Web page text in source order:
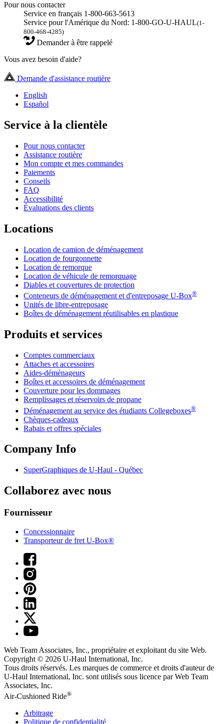
Pour nous contacter
Service en français 1-800-663-5613
Service pour l'Amérique du Nord: 1-800-GO-U-HAUL(1-
800-468-4285)
Demander à être rappelé
Vous avez besoin d'aide?
Demande d'assistance routière
English
Español
Service à la clientèle
Pour nous contacter
Assistance routière
Mon compte et mes commandes
Paiements
Conseils
FAQ
Accessibilité
Évaluations des clients
Locations
Location de camion de déménagement
Location de fourgonnette
Location de remorque
Location de véhicule de remorquage
Diables et couvertures de protection
Conteneurs de déménagement et d'entreposage U-Box®
Unités de libre-entreposage
Boîtes de déménagement réutilisables en plastique
Produits et services
Comptes commerciaux
Attaches et accessoires
Aides-déménageurs
Boîtes et accessoires de déménagement
Couverture pour les dommages
Remplissages et réservoirs de propane
Déménagement au service des étudiants Collegeboxes®
Chèques-cadeaux
Rabais et offres spéciales
Company Info
SuperGraphiques de U-Haul - Québec
Collaborez avec nous
Fournisseur
Concessionnaire
Transporteur de fret U-Box®
Web Team Associates, Inc., propriétaire et exploitant du site Web.
Copyright © 2026 U-Haul International, Inc.
Tous droits réservés. Les marques de commerce et droits d'auteur de
U-Haul International, Inc. sont utilisés sous licence par Web Team
Associates, Inc.
Air-Cushioned Ride®
Arbitrage
Politique de confidentialité